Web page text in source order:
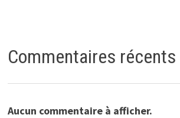
Commentaires récents
Aucun commentaire à afficher.